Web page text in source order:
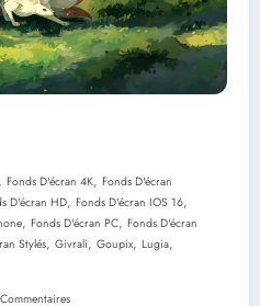
Fonds D'écran 4K, Fonds D'écran
D'écran HD, Fonds D'écran IOS 16,
, Fonds D'écran PC, Fonds D'écran
Stylés, Givrali, Goupix, Lugia,